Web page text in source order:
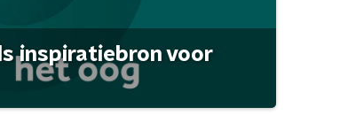
inspiratiebron voor